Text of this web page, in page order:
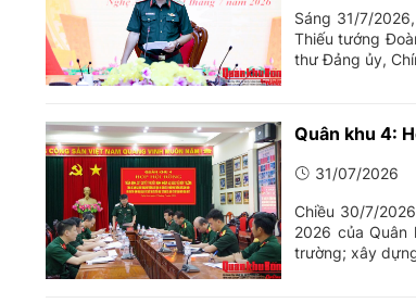
Sáng 31/7/
Thiếu tướng
thư Đảng ủy,
Quân khu 4:
31/07/2026
Chiều 30/7/
2026 của
trường; xây